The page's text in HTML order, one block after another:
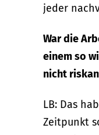
jeder
War die
einem so
nicht
LB: Das
Zeitpunkt